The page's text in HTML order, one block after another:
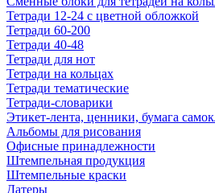
Тетради 12-24 с цветной обложкой
Тетради 60-200
Тетради 40-48
Тетради для нот
Тетради на кольцах
Тетради тематические
Тетради-словарики
Этикет-лента, ценники, бумага
Альбомы для рисования
Офисные принадлежности
Штемпельная продукция
Штемпельные краски
Датеры